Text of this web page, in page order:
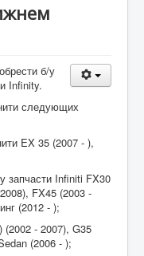
б/у
Infinity.
следующих
EX 35 (2007 - ),
запчасти Infiniti FX30
FX45 (2003 -
(2012 - );
(2002 - 2007), G35
(2006 - );